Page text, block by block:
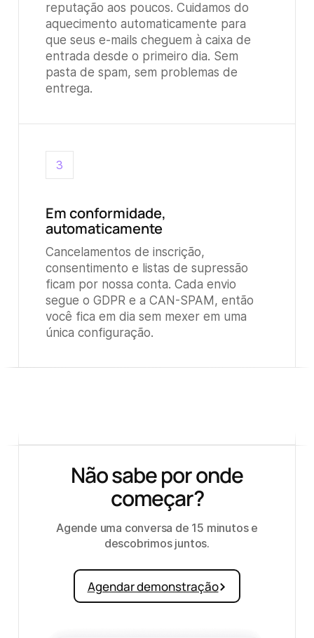
reputação aos poucos. Cuidamos do
aquecimento automaticamente para
que seus e-mails cheguem à caixa de
entrada desde o primeiro dia. Sem
pasta de spam, sem problemas de
entrega.
3
Em conformidade,
automaticamente
Cancelamentos de inscrição,
consentimento e listas de supressão
ficam por nossa conta. Cada envio
segue o GDPR e a CAN-SPAM, então
você fica em dia sem mexer em uma
única configuração.
Não sabe por onde
começar?
Agende uma conversa de 15 minutos e
descobrimos juntos.
Agendar demonstração